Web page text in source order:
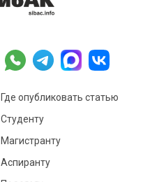
Где опубликовать статью
Студенту
Магистранту
Аспиранту